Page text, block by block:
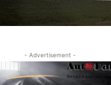
- Advertisement -